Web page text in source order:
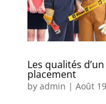
Les qualités
placement
by admin | Août